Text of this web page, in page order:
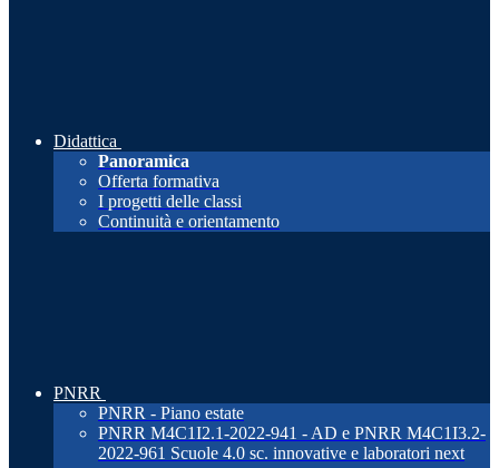
Didattica
Panoramica
Offerta formativa
I progetti delle classi
Continuità e orientamento
PNRR
PNRR - Piano estate
PNRR M4C1I2.1-2022-941 - AD e PNRR M4C1I3.2-
2022-961 Scuole 4.0 sc. innovative e laboratori next